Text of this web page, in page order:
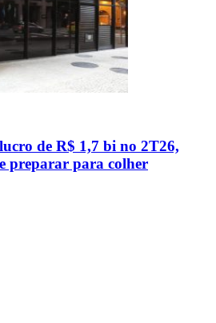
de R$ 1,7 bi no 2T26,
preparar para colher